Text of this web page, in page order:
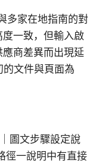
多家在地指南的對
一致，但輸入啟
商差異而出現延
文件與頁面為
圖文步驟設定說
徑一說明中有直接